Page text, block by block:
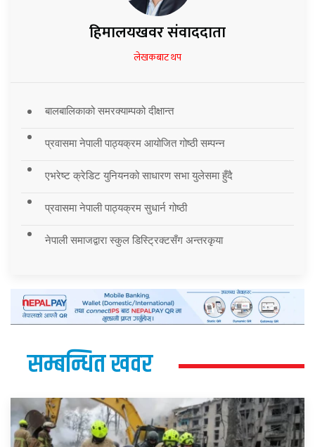
हिमालयखवर संवाददाता
लेखकबाट थप
बालबालिकाको समरक्याम्पको दीक्षान्त
प्रवासमा नेपाली पाठ्यक्रम आयोजित गोष्ठी सम्पन्न
एभरेष्ट क्रेडिट युनियनको साधारण सभा युलेसमा हुँदै
प्रवासमा नेपाली पाठ्यक्रम सुधार्न गोष्ठी
नेपाली समाजद्वारा स्कुल डिस्ट्रिक्टसँग अन्तरकृया
सम्बन्धित खवर